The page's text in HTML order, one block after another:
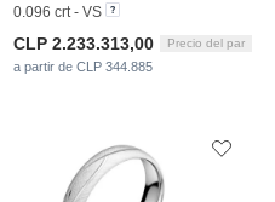
0.096 crt - VS
CLP 2.233.313,00 Precio del par
a partir de CLP 344.885